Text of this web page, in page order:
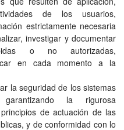
de los usuarios,
estrictamente necesaria
investigar y documentar
o no autorizadas,
en cada momento a la
la seguridad de los sistemas
la rigurosa
de actuación de las
y de conformidad con lo